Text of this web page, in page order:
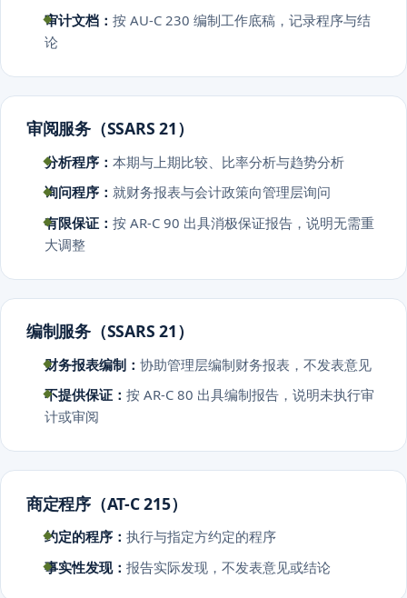
审计文档： 按 AU-C 230 编制工作底稿，记录程序与结
论
审阅服务（SSARS 21）
分析程序： 本期与上期比较、比率分析与趋势分析
询问程序： 就财务报表与会计政策向管理层询问
有限保证： 按 AR-C 90 出具消极保证报告，说明无需重
大调整
编制服务（SSARS 21）
财务报表编制： 协助管理层编制财务报表，不发表意见
不提供保证： 按 AR-C 80 出具编制报告，说明未执行审
计或审阅
商定程序（AT-C 215）
约定的程序： 执行与指定方约定的程序
事实性发现： 报告实际发现，不发表意见或结论